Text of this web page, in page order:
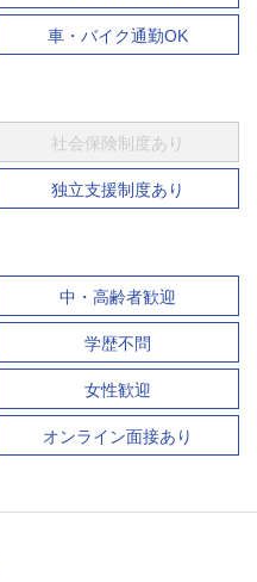
車・バイク通勤OK
社会保険制度あり
独立支援制度あり
中・高齢者歓迎
学歴不問
女性歓迎
オンライン面接あり